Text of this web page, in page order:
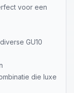
voor een
GU10
die luxe